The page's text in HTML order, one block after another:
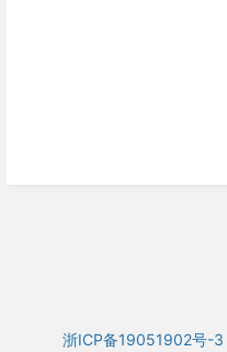
浙ICP备19051902号-3